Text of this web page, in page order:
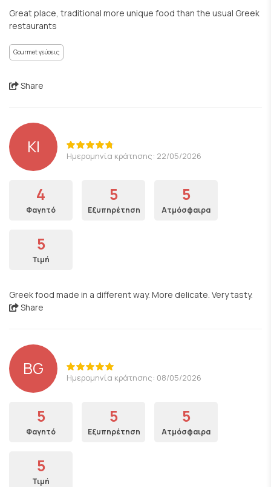
Great place, traditional more unique food than the usual Greek
restaurants
Gourmet γεύσεις
Share
KI Ημερομηνία κράτησης: 22/05/2026
4
Φαγητό
5
Εξυπηρέτηση
5
Ατμόσφαιρα
5
Τιμή
Greek food made in a different way. More delicate. Very tasty.
Share
BG Ημερομηνία κράτησης: 08/05/2026
5
Φαγητό
5
Εξυπηρέτηση
5
Ατμόσφαιρα
5
Τιμή